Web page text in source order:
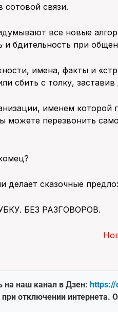
сотовой связи.
все новые
и бдительность при
имена, факты и
сбить с толку,
именем которой
можете перезвонить
делает сказочные
БЕЗ РАЗГОВОРОВ.
на наш канал в Дзен:
отключении интернета.